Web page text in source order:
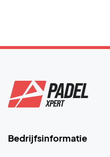
Bedrijfsinformatie